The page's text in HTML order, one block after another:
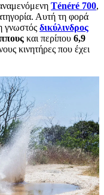
Ténéré 700,
Αυτή τη φορά
γνωστός δικύλινδρος
και περίπου 6,9
κινητήρες που έχει